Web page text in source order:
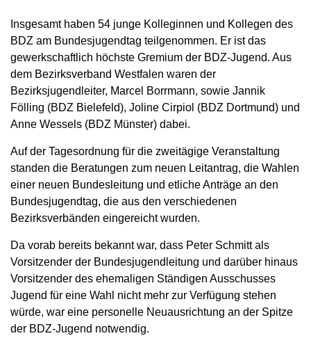
Insgesamt haben 54 junge Kolleginnen und Kollegen des
BDZ am Bundesjugendtag teilgenommen. Er ist das
gewerkschaftlich höchste Gremium der BDZ-Jugend. Aus
dem Bezirksverband Westfalen waren der
Bezirksjugendleiter, Marcel Borrmann, sowie Jannik
Fölling (BDZ Bielefeld), Joline Cirpiol (BDZ Dortmund) und
Anne Wessels (BDZ Münster) dabei.
Auf der Tagesordnung für die zweitägige Veranstaltung
standen die Beratungen zum neuen Leitantrag, die Wahlen
einer neuen Bundesleitung und etliche Anträge an den
Bundesjugendtag, die aus den verschiedenen
Bezirksverbänden eingereicht wurden.
Da vorab bereits bekannt war, dass Peter Schmitt als
Vorsitzender der Bundesjugendleitung und darüber hinaus
Vorsitzender des ehemaligen Ständigen Ausschusses
Jugend für eine Wahl nicht mehr zur Verfügung stehen
würde, war eine personelle Neuausrichtung an der Spitze
der BDZ-Jugend notwendig.